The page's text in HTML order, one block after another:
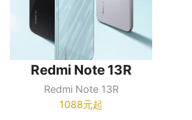
Redmi Note 13R
Redmi Note 13R
1088元起